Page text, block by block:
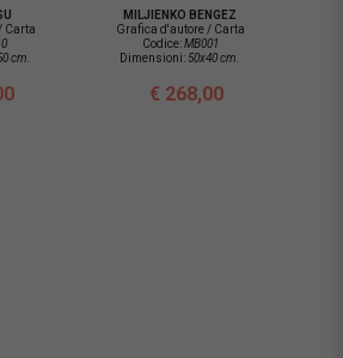
Carta
cm.
MILJIENKO BENGEZ
Grafica d'autore / Carta
Codice:MB001
Dimensioni:50x40 cm.
€ 268,00